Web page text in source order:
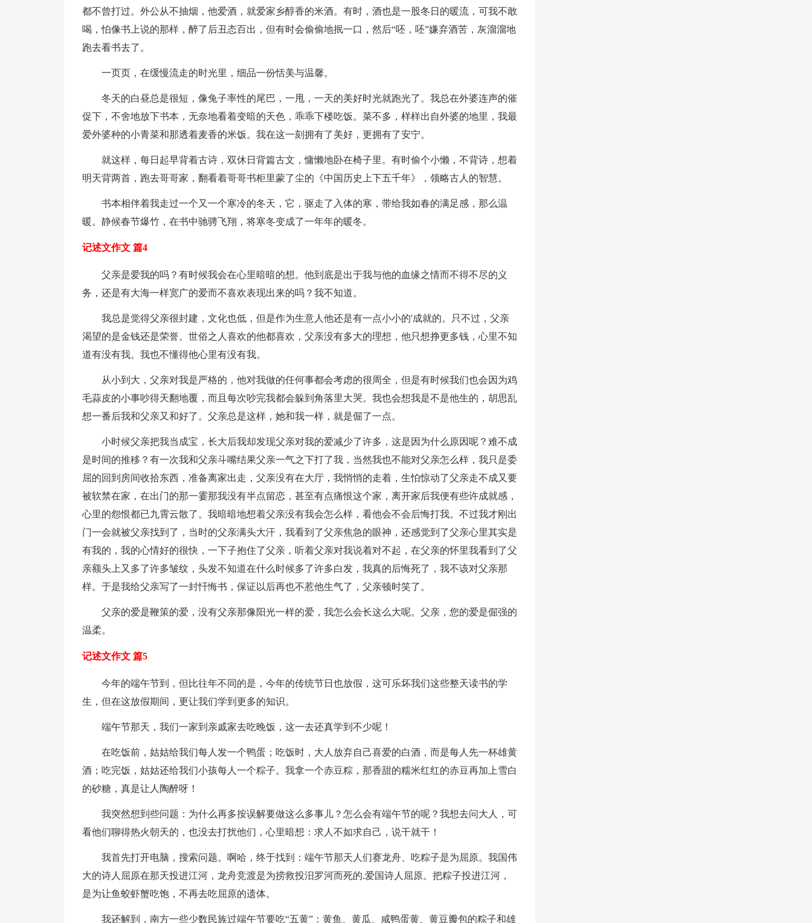
都不曾打过。外公从不抽烟，他爱酒，就爱家乡醇香的米酒。有时，酒也是一股冬日的暖流，可我不敢
喝，怕像书上说的那样，醉了后丑态百出，但有时会偷偷地抿一口，然后“呸，呸”嫌弃酒苦，灰溜溜地
跑去看书去了。
一页页，在缓慢流走的时光里，细品一份恬美与温馨。
冬天的白昼总是很短，像兔子率性的尾巴，一甩，一天的美好时光就跑光了。我总在外婆连声的催
促下，不舍地放下书本，无奈地看着变暗的天色，乖乖下楼吃饭。菜不多，样样出自外婆的地里，我最
爱外婆种的小青菜和那透着麦香的米饭。我在这一刻拥有了美好，更拥有了安宁。
就这样，每日起早背着古诗，双休日背篇古文，慵懒地卧在椅子里。有时偷个小懒，不背诗，想着
明天背两首，跑去哥哥家，翻看着哥哥书柜里蒙了尘的《中国历史上下五千年》，领略古人的智慧。
书本相伴着我走过一个又一个寒冷的冬天，它，驱走了入体的寒，带给我如春的满足感，那么温
暖。静候春节爆竹，在书中驰骋飞翔，将寒冬变成了一年年的暖冬。
记述文作文 篇4
父亲是爱我的吗？有时候我会在心里暗暗的想。他到底是出于我与他的血缘之情而不得不尽的义
务，还是有大海一样宽广的爱而不喜欢表现出来的吗？我不知道。
我总是觉得父亲很封建，文化也低，但是作为生意人他还是有一点小小的'成就的。只不过，父亲
渴望的是金钱还是荣誉。世俗之人喜欢的他都喜欢，父亲没有多大的理想，他只想挣更多钱，心里不知
道有没有我。我也不懂得他心里有没有我。
从小到大，父亲对我是严格的，他对我做的任何事都会考虑的很周全，但是有时候我们也会因为鸡
毛蒜皮的小事吵得天翻地覆，而且每次吵完我都会躲到角落里大哭。我也会想我是不是他生的，胡思乱
想一番后我和父亲又和好了。父亲总是这样，她和我一样，就是倔了一点。
小时候父亲把我当成宝，长大后我却发现父亲对我的爱减少了许多，这是因为什么原因呢？难不成
是时间的推移？有一次我和父亲斗嘴结果父亲一气之下打了我，当然我也不能对父亲怎么样，我只是委
屈的回到房间收拾东西，准备离家出走，父亲没有在大厅，我悄悄的走着，生怕惊动了父亲走不成又要
被软禁在家，在出门的那一霎那我没有半点留恋，甚至有点痛恨这个家，离开家后我便有些许成就感，
心里的怨恨都已九霄云散了。我暗暗地想着父亲没有我会怎么样，看他会不会后悔打我。不过我才刚出
门一会就被父亲找到了，当时的父亲满头大汗，我看到了父亲焦急的眼神，还感觉到了父亲心里其实是
有我的，我的心情好的很快，一下子抱住了父亲，听着父亲对我说着对不起，在父亲的怀里我看到了父
亲额头上又多了许多皱纹，头发不知道在什么时候多了许多白发，我真的后悔死了，我不该对父亲那
样。于是我给父亲写了一封忏悔书，保证以后再也不惹他生气了，父亲顿时笑了。
父亲的爱是鞭策的爱，没有父亲那像阳光一样的爱，我怎么会长这么大呢。父亲，您的爱是倔强的
温柔。
记述文作文 篇5
今年的端午节到，但比往年不同的是，今年的传统节日也放假，这可乐坏我们这些整天读书的学
生，但在这放假期间，更让我们学到更多的知识。
端午节那天，我们一家到亲戚家去吃晚饭，这一去还真学到不少呢！
在吃饭前，姑姑给我们每人发一个鸭蛋；吃饭时，大人放弃自己喜爱的白酒，而是每人先一杯雄黄
酒；吃完饭，姑姑还给我们小孩每人一个粽子。我拿一个赤豆粽，那香甜的糯米红红的赤豆再加上雪白
的砂糖，真是让人陶醉呀！
我突然想到些问题：为什么再多按误解要做这么多事儿？怎么会有端午节的呢？我想去问大人，可
看他们聊得热火朝天的，也没去打扰他们，心里暗想：求人不如求自己，说干就干！
我首先打开电脑，搜索问题。啊哈，终于找到：端午节那天人们赛龙舟、吃粽子是为屈原。我国伟
大的诗人屈原在那天投进江河，龙舟竞渡是为捞救投汨罗河而死的.爱国诗人屈原。把粽子投进江河，
是为让鱼蛟虾蟹吃饱，不再去吃屈原的遗体。
我还解到，南方一些少数民族过端午节要吃“五黄”：黄鱼、黄瓜、咸鸭蛋黄、黄豆瓣包的粽子和雄